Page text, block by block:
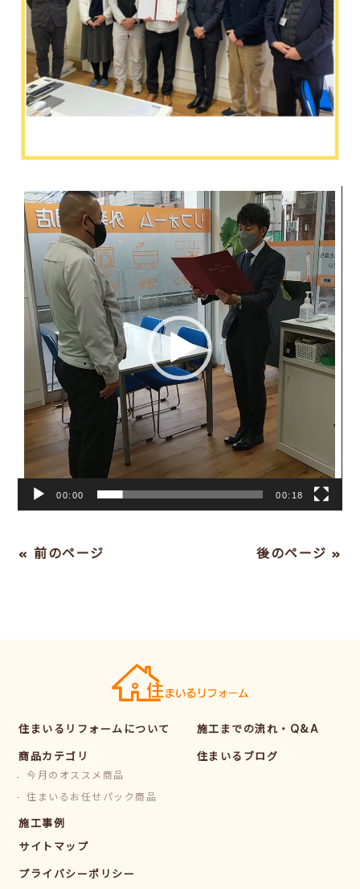
00:00 00:18
« 前のページ 後のページ »
住まいるリフォームについて
商品カテゴリ
今月のオススメ商品
住まいるお任せパック商品
施工事例
施工までの流れ・Q&A
住まいるブログ
サイトマップ
プライバシーポリシー